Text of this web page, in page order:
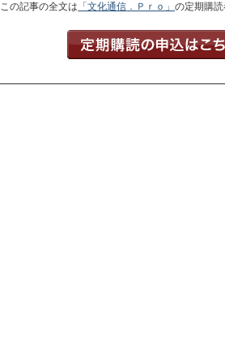
この記事の全文は 「文化通信．Ｐｒｏ」の定期購